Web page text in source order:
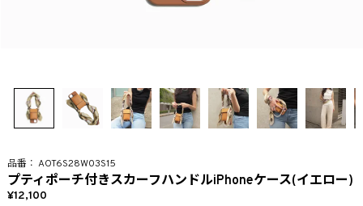
AOT6S28W03S15
プティポーチ付きスカーフハンドルiPhoneケース(イエロー)
12,100